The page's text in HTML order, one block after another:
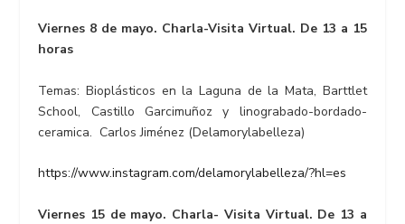
Viernes 8 de mayo. Charla-Visita Virtual. De 13 a 15
horas
Temas: Bioplásticos en la Laguna de la Mata, Barttlet
School, Castillo Garcimuñoz y linograbado-bordado-
ceramica. Carlos Jiménez (Delamorylabelleza)
https://www.instagram.com/delamorylabelleza/?hl=es
Viernes 15 de mayo. Charla- Visita Virtual. De 13 a